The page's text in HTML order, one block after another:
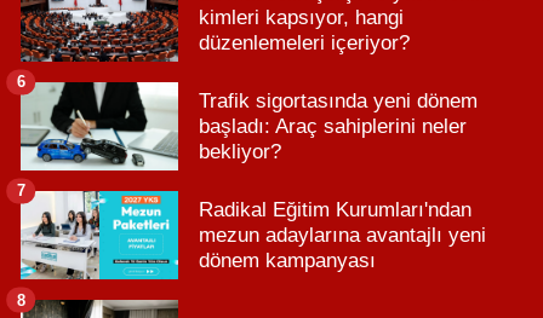
kimleri kapsıyor, hangi
düzenlemeleri içeriyor?
Trafik sigortasında yeni dönem
başladı: Araç sahiplerini neler
bekliyor?
6
Radikal Eğitim Kurumları'ndan
mezun adaylarına avantajlı yeni
dönem kampanyası
7
8